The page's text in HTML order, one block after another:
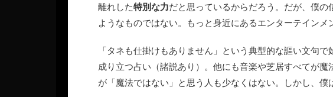
離れした特別な力だと思っているからだろう。だが、僕
ようなものではない。もっと身近にあるエンターテインメ
「タネも仕掛けもありません」という典型的な謳い文句
成り立つ占い（諸説あり）。他にも音楽や芝居すべてが
が「魔法ではない」と思う人も少なくはない。しかし、僕